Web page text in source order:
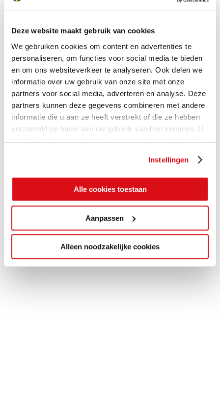
Deze website maakt gebruik van cookies
We gebruiken cookies om content en advertenties te
personaliseren, om functies voor social media te bieden
en om ons websiteverkeer te analyseren. Ook delen we
informatie over uw gebruik van onze site met onze
partners voor social media, adverteren en analyse. Deze
partners kunnen deze gegevens combineren met andere
informatie die u aan ze heeft verstrekt of die ze hebben
verzameld op basis van uw gebruik van hun services. U
gaat akkoord met onze cookies als u onze website blijft
Instellingen
Alle cookies toestaan
Aanpassen
Alleen noodzakelijke cookies